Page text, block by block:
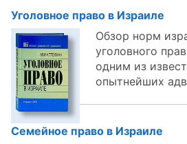
Уголовное право в Израиле
Обзор норм
уголовного
одним из
опытнейших
Семейное право в Израиле